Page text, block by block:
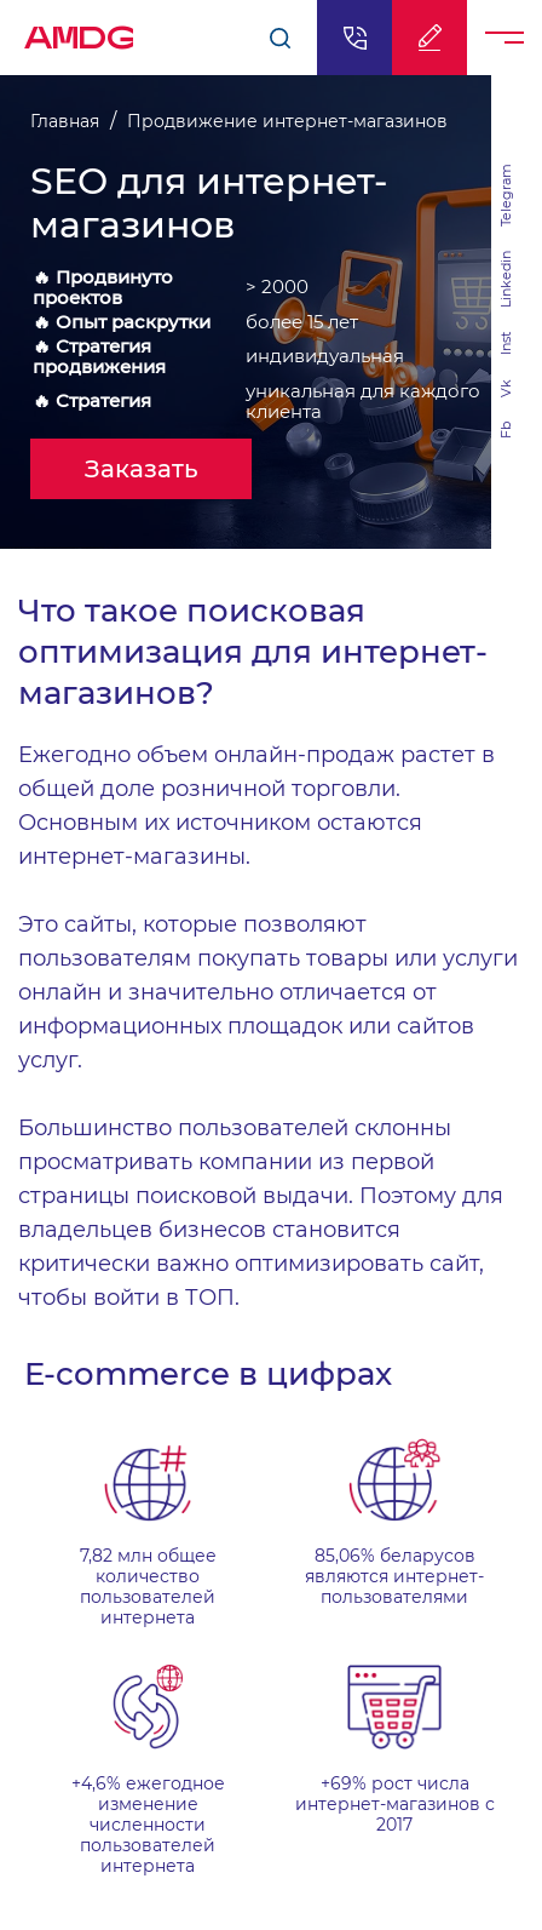
Главная Продвижение интернет-магазинов
AMDG
Fb
Vk
Inst
Linkedin
Telegram
SEO для интернет-
магазинов
🔥 Продвинуто
проектов
> 2000
🔥 Опыт раскрутки
более 15 лет
🔥 Стратегия
продвижения
индивидуальная
🔥 Стратегия
уникальная для каждого
клиента
Заказать
Что такое поисковая
оптимизация для интернет-
магазинов?
Ежегодно объем онлайн-продаж растет в
общей доле розничной торговли.
Основным их источником остаются
интернет-магазины.
Это сайты, которые позволяют
пользователям покупать товары или услуги
онлайн и значительно отличается от
информационных площадок или сайтов
услуг.
Большинство пользователей склонны
просматривать компании из первой
страницы поисковой выдачи. Поэтому для
владельцев бизнесов становится
критически важно оптимизировать сайт,
чтобы войти в ТОП.
E-commerce в цифрах
7,82 млн общее
количество
пользователей
интернета
85,06% беларусов
являются интернет-
пользователями
+4,6% ежегодное
изменение
численности
пользователей
интернета
+69% рост числа
интернет-магазинов с
2017